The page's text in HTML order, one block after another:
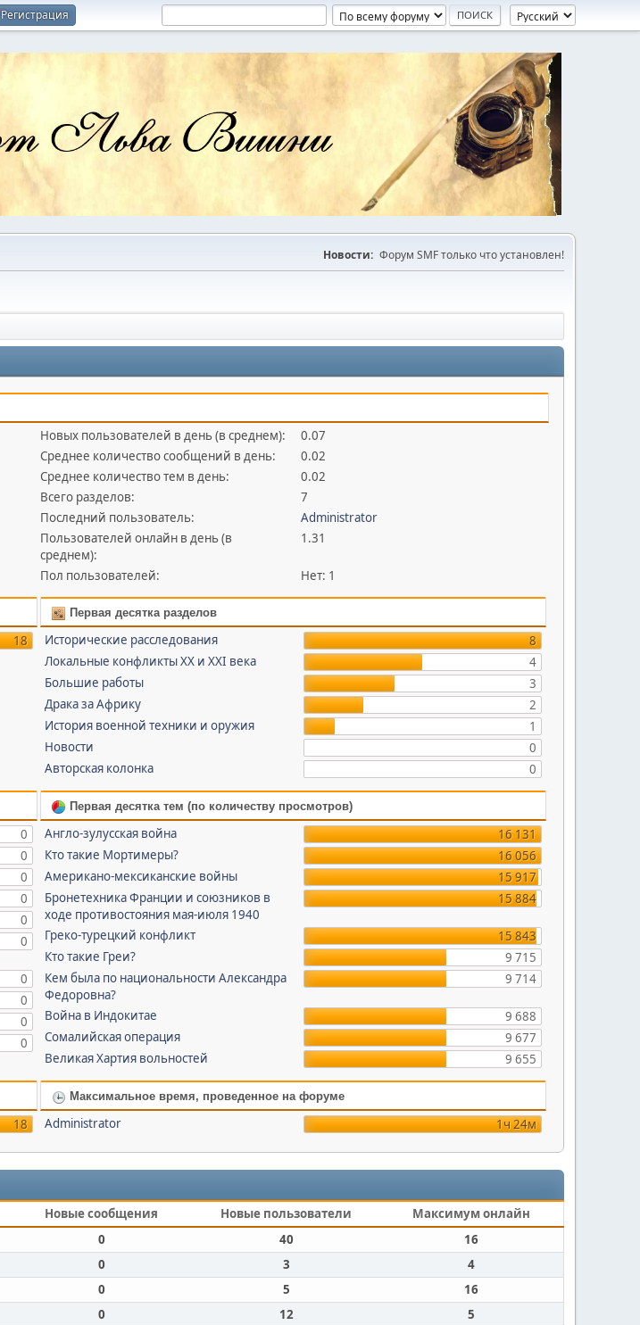
Регистрация
Новости: Форум SMF только что установлен!
Новых пользователей в день (в среднем):
0.07
Среднее количество сообщений в день:
0.02
Среднее количество тем в день:
0.02
Всего разделов:
7
Последний пользователь:
Administrator
Пользователей онлайн в день (в
среднем):
1.31
Пол пользователей: Нет: 1
18
Первая десятка разделов
Исторические расследования
8
Локальные конфликты XX и XXI века
4
Большие работы
3
Драка за Африку
2
История военной техники и оружия
1
Новости
0
Авторская колонка
0
0
0
0
0
0
0
0
0
0
0
Первая десятка тем (по количеству просмотров)
Англо-зулусская война
16 131
Кто такие Мортимеры?
16 056
Американо-мексиканские войны
15 917
Бронетехника Франции и союзников в
ходе противостояния мая-июля 1940
15 884
Греко-турецкий конфликт
15 843
Кто такие Греи?
9 715
Кем была по национальности Александра
Федоровна?
9 714
Война в Индокитае
9 688
Сомалийская операция
9 677
Великая Хартия вольностей
9 655
18
Максимальное время, проведенное на форуме
Administrator 1ч 24м
Новые сообщения Новые пользователи
Максимум онлайн
0 40
16
0 3
4
0 5
16
0 12
5